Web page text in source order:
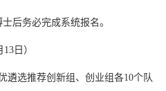
后务必完成系统报名。
日）
遴选推荐创新组、创业组各10个队